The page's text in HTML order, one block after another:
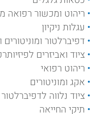
ריהוט ומכשור רפואה
עגלות ניקיון
דפיברלטור ומוניטורים
ציוד ואביזרים
ריהוט רפואי
אקג ומוניטורים
ציוד נלווה לדפיברלטור
תיקי החייאה